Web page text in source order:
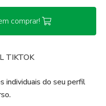
comprar!
TIKTOK
individuais do seu perfil